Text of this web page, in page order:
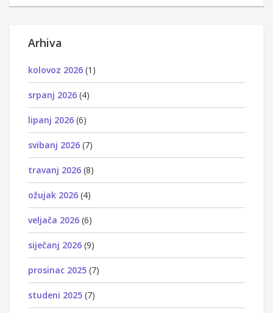
Arhiva
kolovoz 2026 (1)
srpanj 2026 (4)
lipanj 2026 (6)
svibanj 2026 (7)
travanj 2026 (8)
ožujak 2026 (4)
veljača 2026 (6)
siječanj 2026 (9)
prosinac 2025 (7)
studeni 2025 (7)